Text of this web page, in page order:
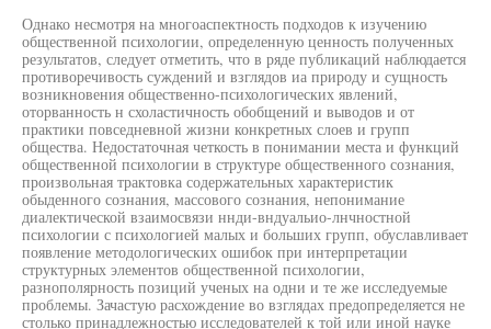
Однако несмотря на многоаспектность подходов к изучению
общественной психологии, определенную ценность полученных
результатов, следует отметить, что в ряде публикаций наблюдается
противоречивость суждений и взглядов иа природу и сущность
возникновения общественно-психологических явлений,
оторванность н схоластичность обобщений и выводов и от
практики повседневной жизни конкретных слоев и групп
общества. Недостаточная четкость в понимании места и функций
общественной психологии в структуре общественного сознания,
произвольная трактовка содержательных характеристик
обыденного сознания, массового сознания, непонимание
диалектической взаимосвязи ннди-вндуальио-лнчностной
психологии с психологией малых и больших групп, обуславливает
появление методологических ошибок при интерпретации
структурных элементов общественной психологии,
разнополярность позиций ученых на одни и те же исследуемые
проблемы. Зачастую расхождение во взглядах предопределяется не
столько принадлежностью исследователей к той или иной науке